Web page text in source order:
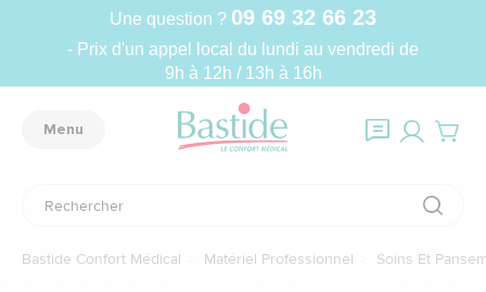
Une question ? 09 69 32 66 23
- Prix d'un appel local du lundi au vendredi de
9h à 12h / 13h à 16h
Menu
Bastide Confort Médical Matériel Professionnel Soins Et